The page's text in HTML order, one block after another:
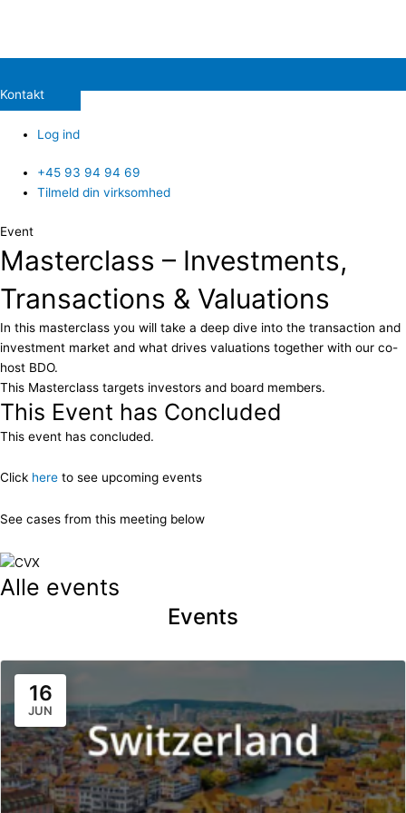
Kontakt
Log ind
+45 93 94 94 69
Tilmeld din virksomhed
Event
Masterclass – Investments,
Transactions & Valuations
In this masterclass you will take a deep dive into the transaction and
investment market and what drives valuations together with our co-
host BDO.
This Masterclass targets investors and board members.
This Event has Concluded
This event has concluded.
Click here to see upcoming events
See cases from this meeting below
Alle events
Events
16
JUN